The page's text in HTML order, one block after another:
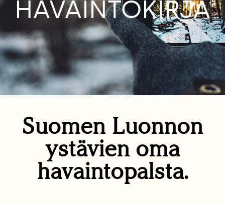
HAVAINTOKIRJA
Suomen Luonnon
ystävien oma
havaintopalsta.